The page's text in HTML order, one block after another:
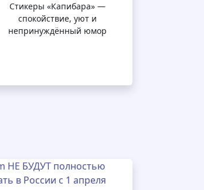
Стикеры «Капибара» —
спокойствие, уют и
непринуждённый юмор